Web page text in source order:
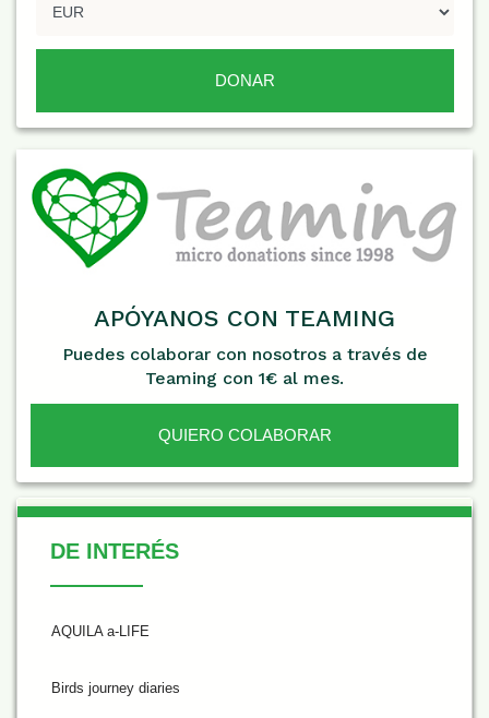
APÓYANOS CON TEAMING
Puedes colaborar con nosotros a través de
Teaming con 1€ al mes.
QUIERO COLABORAR
De Interés
DE INTERÉS
AQUILA a-LIFE
Birds journey diaries